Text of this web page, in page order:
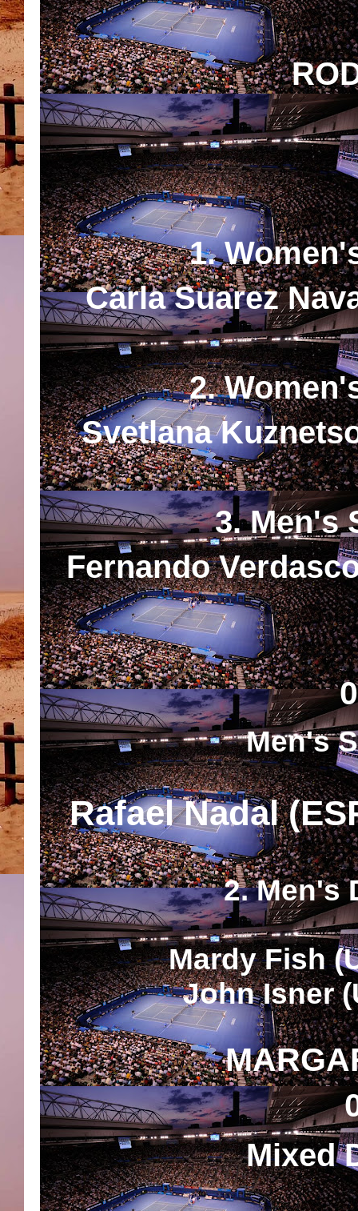
1.
Carla Suarez
2.
Svetlana
3. Men's
Fernando
Men's
Rafael Nadal
2. Men's
Mardy Fish
John Isner
Mixed